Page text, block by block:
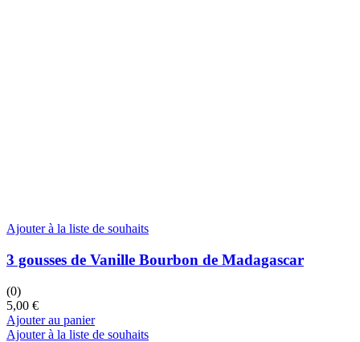
Ajouter à la liste de souhaits
3 gousses de Vanille Bourbon de Madagascar
(0)
5,00 €
Ajouter au panier
Ajouter à la liste de souhaits